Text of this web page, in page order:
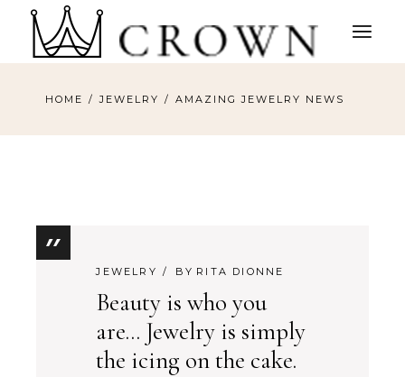
HOME JEWELRY AMAZING JEWELRY NEWS
JEWELRY BY RITA DIONNE
Beauty is who you
are... Jewelry is simply
the icing on the cake.